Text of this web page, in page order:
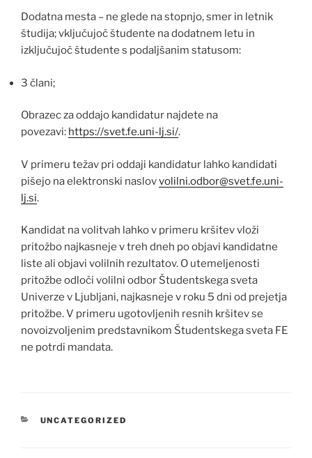
Dodatna mesta – ne glede na stopnjo, smer in letnik
študija; vključujoč študente na dodatnem letu in
izključujoč študente s podaljšanim statusom:
3 člani;
Obrazec za oddajo kandidatur najdete na
povezavi: https://svet.fe.uni-lj.si/.
V primeru težav pri oddaji kandidatur lahko kandidati
pišejo na elektronski naslovvolilni.odbor@svet.fe.uni-
lj.si.
Kandidat na volitvah lahko v primeru kršitev vloži
pritožbo najkasneje v treh dneh po objavi kandidatne
liste ali objavi volilnih rezultatov. O utemeljenosti
pritožbe odloči volilni odbor Študentskega sveta
Univerze v Ljubljani, najkasneje v roku 5 dni od prejetja
pritožbe. V primeru ugotovljenih resnih kršitev se
novoizvoljenim predstavnikom Študentskega sveta FE
ne potrdi mandata.
KATEGORIJE
UNCATEGORIZED